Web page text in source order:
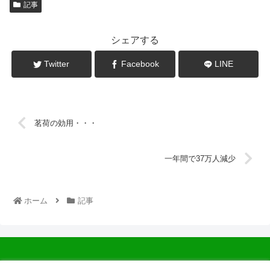
記事
シェアする
Twitter Facebook LINE
茗荷の効用・・・
一年間で37万人減少
ホーム 記事